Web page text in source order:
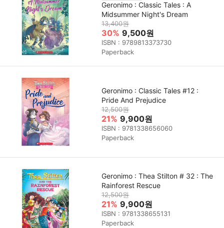
Geronimo : Classic Tales : A
Midsummer Night's Dream
13,400원
30% 9,500원
ISBN : 9789813373730
Paperback
Geronimo : Classic Tales #12 :
Pride And Prejudice
12,500원
21% 9,900원
ISBN : 9781338656060
Paperback
Geronimo : Thea Stilton # 32 : The
Rainforest Rescue
12,500원
21% 9,900원
ISBN : 9781338655131
Paperback